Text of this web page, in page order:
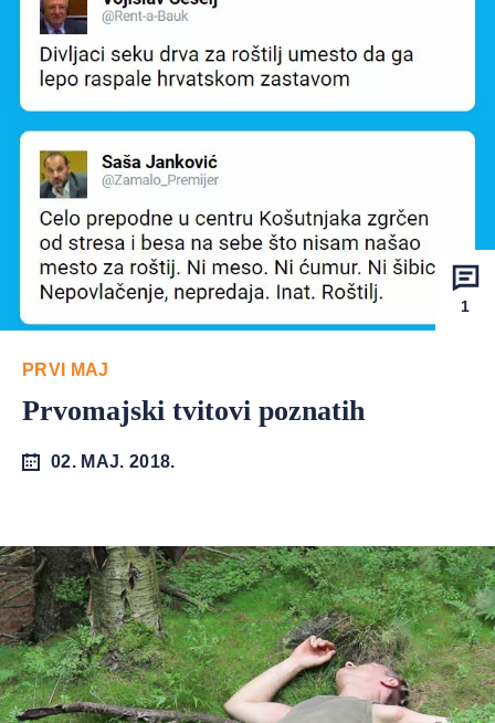
1
PRVI MAJ
Prvomajski tvitovi poznatih
02. MAJ. 2018.